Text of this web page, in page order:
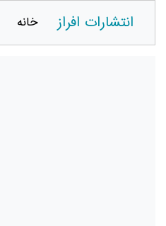
انتشارات افراز خانه